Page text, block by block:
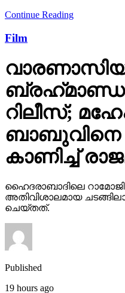
Continue Reading
Film
ബ്രഹ്‌മാണ്ഡ
റിലീസ്;
ബാബുവിനെ
കാണിച്ച്
ഹൈദരാബാദിലെ റാമോജി
അതിവിശാലമായ
ചെയ്തത്.
Published
19 hours ago